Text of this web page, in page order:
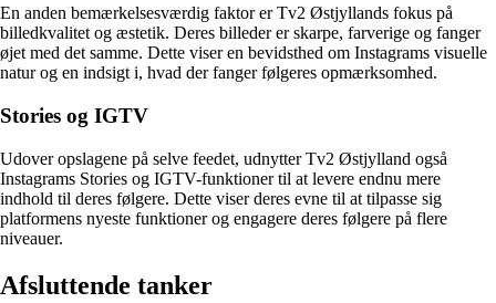
En anden bemærkelsesværdig faktor er Tv2 Østjyllands fokus på
billedkvalitet og æstetik. Deres billeder er skarpe, farverige og fanger
øjet med det samme. Dette viser en bevidsthed om Instagrams visuelle
natur og en indsigt i, hvad der fanger følgeres opmærksomhed.
Stories og IGTV
Udover opslagene på selve feedet, udnytter Tv2 Østjylland også
Instagrams Stories og IGTV-funktioner til at levere endnu mere
indhold til deres følgere. Dette viser deres evne til at tilpasse sig
platformens nyeste funktioner og engagere deres følgere på flere
niveauer.
Afsluttende tanker